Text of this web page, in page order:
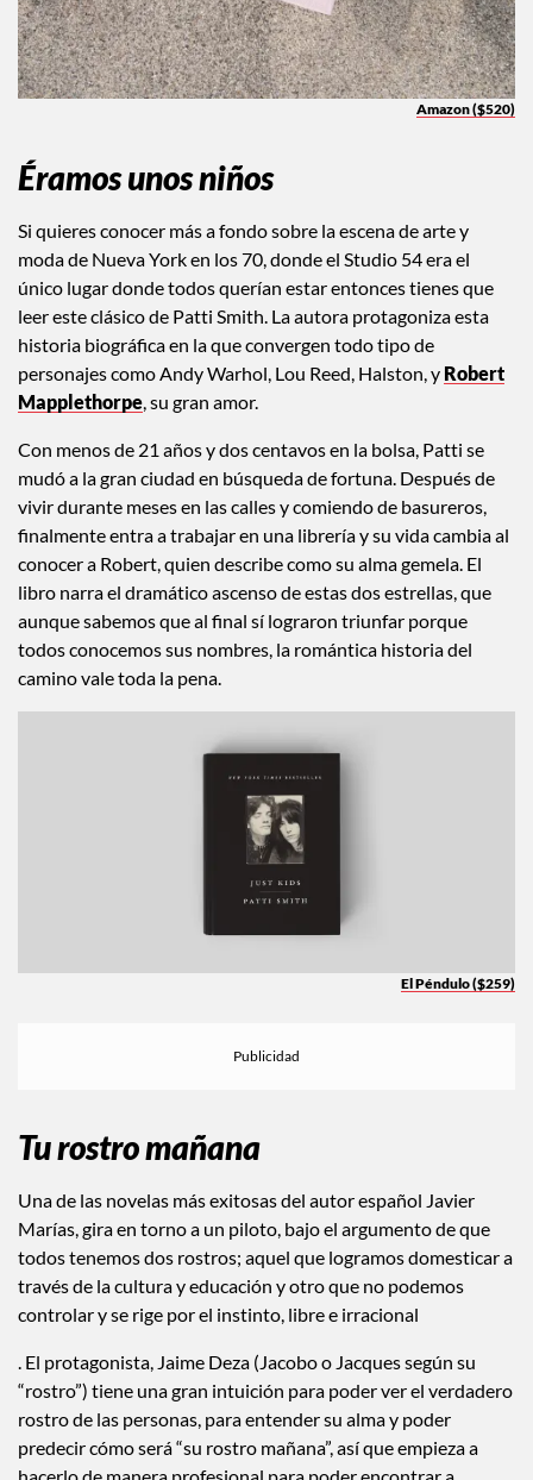
Amazon ($520)
Éramos unos niños
Si quieres conocer más a fondo sobre la escena de arte y
moda de Nueva York en los 70, donde el Studio 54 era el
único lugar donde todos querían estar entonces tienes que
leer este clásico de Patti Smith. La autora protagoniza esta
historia biográfica en la que convergen todo tipo de
personajes como Andy Warhol, Lou Reed, Halston, y Robert
Mapplethorpe, su gran amor.
Con menos de 21 años y dos centavos en la bolsa, Patti se
mudó a la gran ciudad en búsqueda de fortuna. Después de
vivir durante meses en las calles y comiendo de basureros,
finalmente entra a trabajar en una librería y su vida cambia al
conocer a Robert, quien describe como su alma gemela. El
libro narra el dramático ascenso de estas dos estrellas, que
aunque sabemos que al final sí lograron triunfar porque
todos conocemos sus nombres, la romántica historia del
camino vale toda la pena.
El Péndulo ($259)
Tu rostro mañana
Una de las novelas más exitosas del autor español Javier
Marías, gira en torno a un piloto, bajo el argumento de que
todos tenemos dos rostros; aquel que logramos domesticar a
través de la cultura y educación y otro que no podemos
controlar y se rige por el instinto, libre e irracional
. El protagonista, Jaime Deza (Jacobo o Jacques según su
“rostro”) tiene una gran intuición para poder ver el verdadero
rostro de las personas, para entender su alma y poder
predecir cómo será “su rostro mañana”, así que empieza a